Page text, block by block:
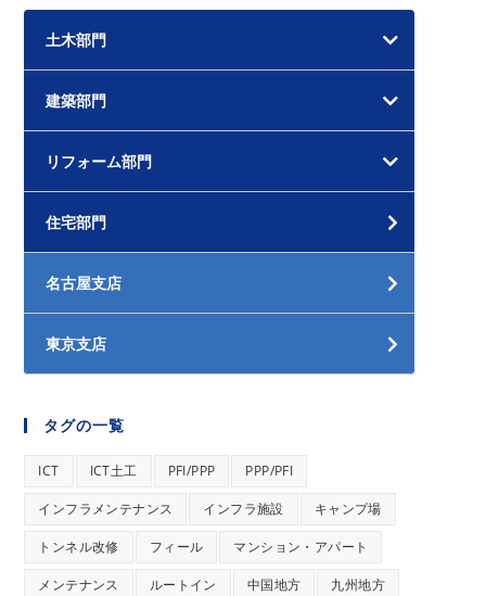
土木部門
建築部門
リフォーム部門
住宅部門
名古屋支店
東京支店
タグの一覧
ICT ICT土工 PFI/PPP PPP/PFI
インフラメンテナンス インフラ施設 キャンプ場
トンネル改修 フィール マンション・アパート
メンテナンス ルートイン 中国地方 九州地方